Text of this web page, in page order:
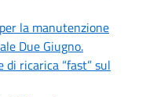
la manutenzione
Due Giugno.
ricarica “fast” sul